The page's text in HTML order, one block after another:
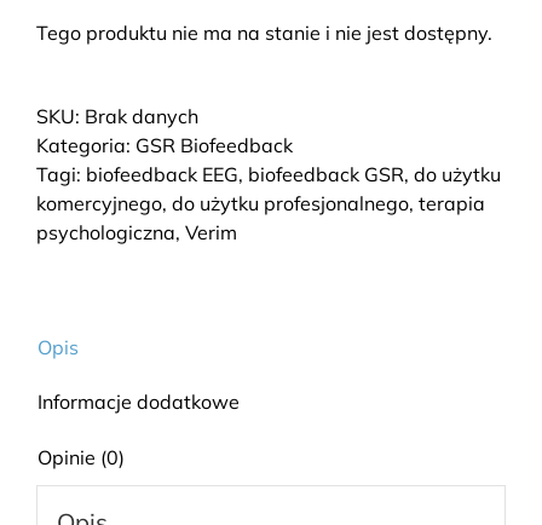
Tego produktu nie ma na stanie i nie jest dostępny.
SKU: Brak danych
Kategoria: GSR Biofeedback
Tagi: biofeedback EEG, biofeedback GSR, do użytku
komercyjnego, do użytku profesjonalnego, terapia
psychologiczna, Verim
Opis
Informacje dodatkowe
Opinie (0)